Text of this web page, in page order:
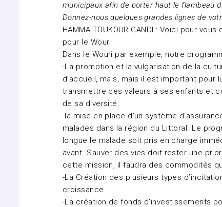
municipaux afin de porter haut le flambeau
Donnez-nous quelques grandes lignes de
HAMMA TOUKOUR GANDI : Voici pour
pour le Wouri
Dans le Wouri par exemple, notre
-La promotion et la vulgarisation de la
d’accueil, mais, mais il est important
transmettre ces valeurs à ses enfants et
de sa diversité.
-la mise en place d’un système
malades dans la région du Littoral. Le
longue le malade soit pris en charge
avant. Sauver des vies doit rester une
cette mission, il faudra des commodités
-La Création des plusieurs types
croissance
-La création de fonds d’investissements